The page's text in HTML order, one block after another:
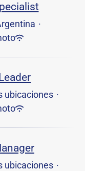
·
ubicaciones ·
ubicaciones ·